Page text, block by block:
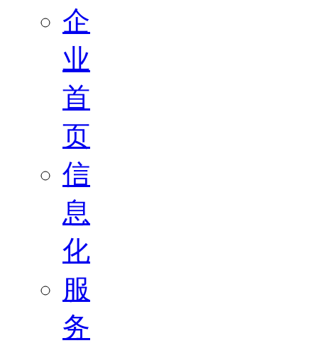
企
业
首
页
信
息
化
服
务